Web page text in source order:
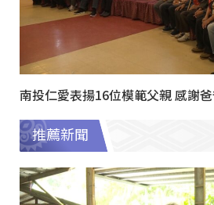
南投仁愛表揚16位模範父親 感謝
推薦新聞